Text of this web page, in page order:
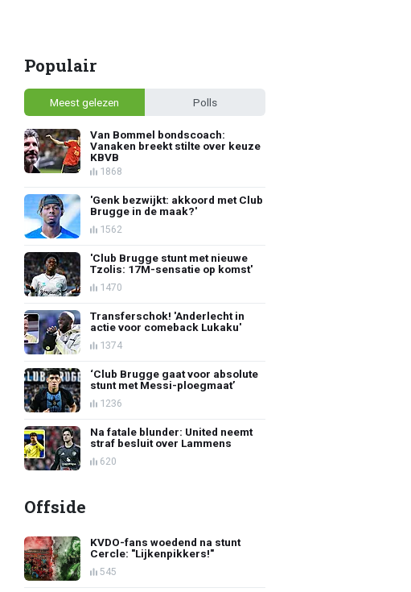
Populair
Meest gelezen Polls
Van Bommel bondscoach:
Vanaken breekt stilte over keuze
KBVB
1868
'Genk bezwijkt: akkoord met Club
Brugge in de maak?'
1562
'Club Brugge stunt met nieuwe
Tzolis: 17M-sensatie op komst'
1470
Transferschok! 'Anderlecht in
actie voor comeback Lukaku'
1374
‘Club Brugge gaat voor absolute
stunt met Messi-ploegmaat’
1236
Na fatale blunder: United neemt
straf besluit over Lammens
620
Offside
KVDO-fans woedend na stunt
Cercle: "Lijkenpikkers!"
545